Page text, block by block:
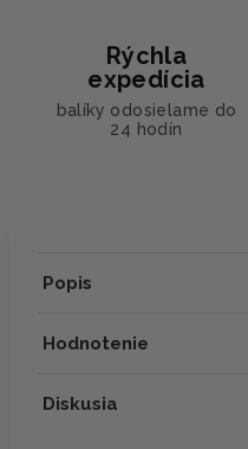
Rýchla
expedícia
balíky odosielame do
24 hodín
Popis
Hodnotenie
Diskusia